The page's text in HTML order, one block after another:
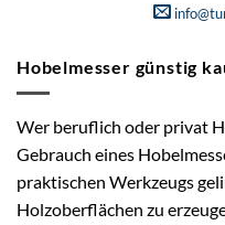
Hobelmesser günstig
Wer beruflich oder privat
Gebrauch eines
praktischen Werkzeugs
Holzoberflächen zu